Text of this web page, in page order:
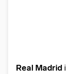
Real Madrid i